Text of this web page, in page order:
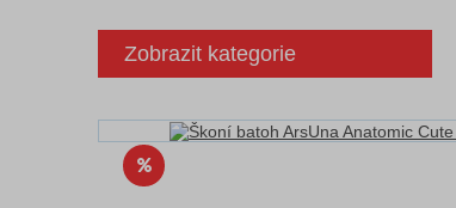
Zobrazit kategorie